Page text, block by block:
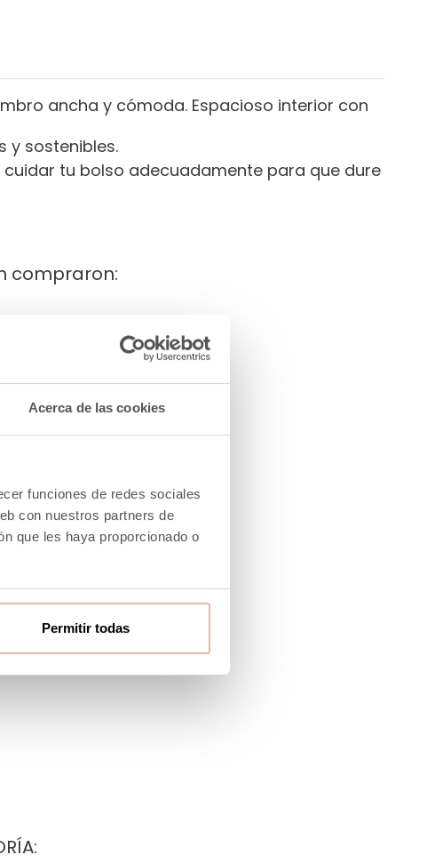
Acerca de las cookies
funciones de redes sociales
con nuestros partners de
que les haya proporcionado o
Permitir todas
ancha y cómoda. Espacioso interior con
y sostenibles.
tu bolso adecuadamente para que dure
compraron: